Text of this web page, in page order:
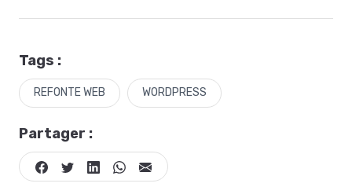
Tags :
REFONTE WEB WORDPRESS
Partager :